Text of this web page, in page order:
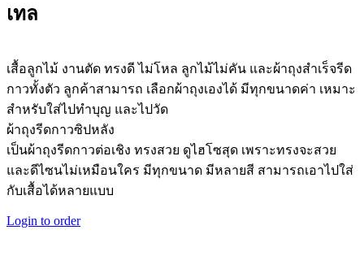
เทล
เสื้อลูกไม้ งานตัด ทรงดี ไม่โหล ลูกไม้ไม่คัน และผ้าถุงสำเร็จรีด
กาวทั้งตัว ลูกค้าสามารถ เลือกผ้าถุงเองได้ มีทุกขนาดค่า เหมาะ
สำหรับใส่ไปทำบุญ และไปวัด
ผ้าถุงรีดกาวซิปหลัง
เป็นผ้าถุงรีดกาวต่อเชิง ทรงสวย ดูไฮโซสุด เพราะทรงจะสวย
และดีไซนไม่เหมือนใคร มีทุกขนาด มีหลายสี สามารถเอาไปใส่
กับเสื้อได้หลายแบบ
Login to order